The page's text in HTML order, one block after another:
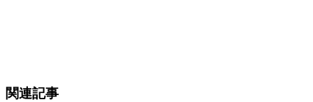
関連記事